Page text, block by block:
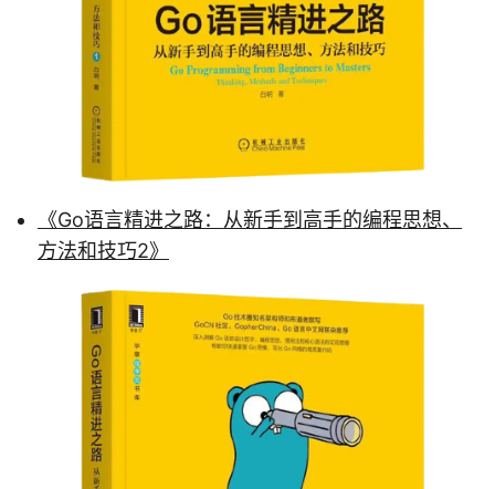
《Go语言精进之路：从新手到高手的编程思想、
方法和技巧2》